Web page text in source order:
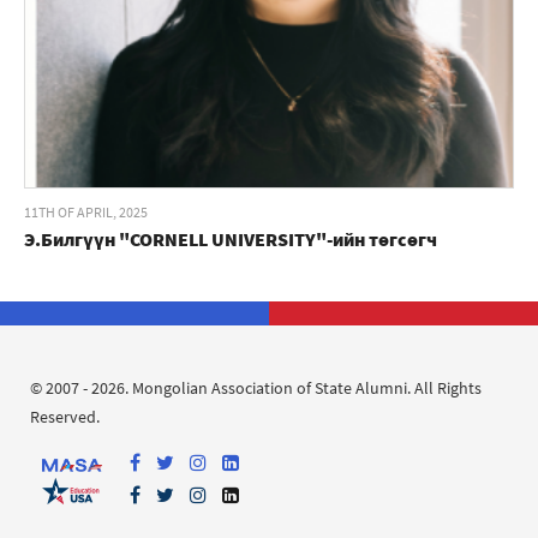
11TH OF APRIL, 2025
Э.Билгүүн "CORNELL UNIVERSITY"-ийн төгсөгч
© 2007 - 2026. Mongolian Association of State Alumni. All Rights
Reserved.